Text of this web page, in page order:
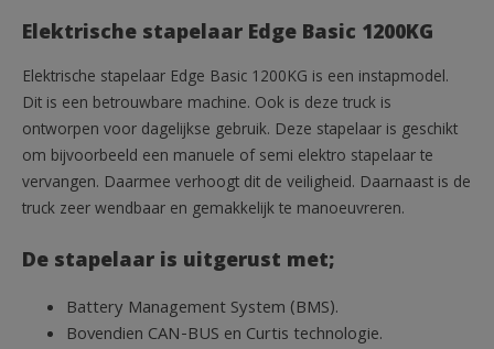
Elektrische stapelaar Edge Basic 1200KG
Elektrische stapelaar Edge Basic 1200KG is een instapmodel.
Dit is een betrouwbare machine. Ook is deze truck is
ontworpen voor dagelijkse gebruik. Deze stapelaar is geschikt
om bijvoorbeeld een manuele of semi elektro stapelaar te
vervangen. Daarmee verhoogt dit de veiligheid. Daarnaast is de
truck zeer wendbaar en gemakkelijk te manoeuvreren.
De stapelaar is uitgerust met;
Battery Management System (BMS).
Bovendien CAN-BUS en Curtis technologie.